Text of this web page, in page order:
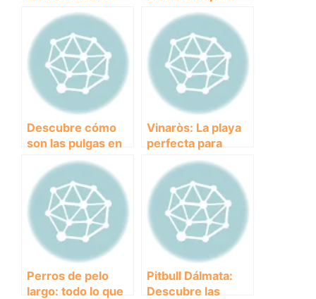
perro viejo:
consejos para
honrar su vida y
superar la pérdida
disfrutar con tu
perro.
Descubre cómo
son las pulgas en
los perros y cómo
proteger a tu
mascota.
Vinaròs: La playa
perfecta para
disfrutar con tus
amigos de cuatro
patas.
Perros de pelo
largo: todo lo que
Pitbull Dálmata:
Descubre las